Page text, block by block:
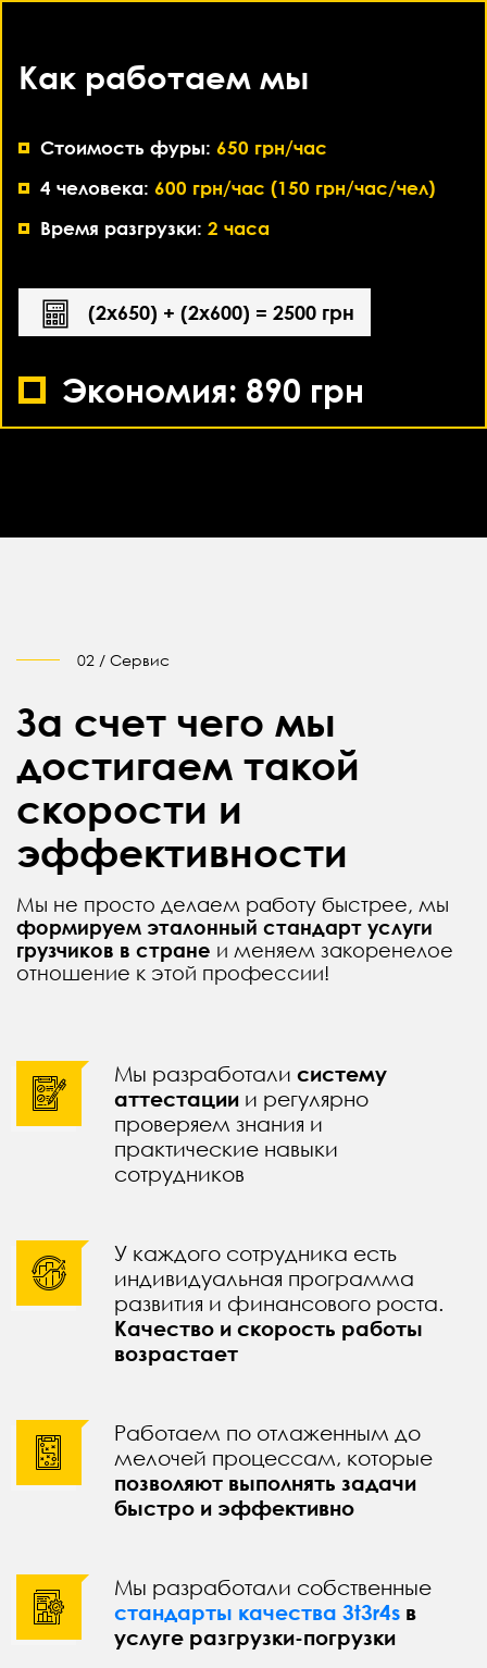
Как работаем мы
Стоимость фуры: 650 грн/час
4 человека: 600 грн/час (150 грн/час/чел)
Время разгрузки: 2 часа
(2х650) + (2х600) = 2500 грн
Экономия: 890 грн
02 / Сервис
За счет чего мы
достигаем такой
скорости и
эффективности
Мы не просто делаем работу быстрее, мы
формируем эталонный стандарт услуги
грузчиков в стране и меняем закоренелое
отношение к этой профессии!
Мы разработали систему
аттестации и регулярно
проверяем знания и
практические навыки
сотрудников
У каждого сотрудника есть
индивидуальная программа
развития и финансового роста.
Качество и скорость работы
возрастает
Работаем по отлаженным до
мелочей процессам, которые
позволяют выполнять задачи
быстро и эффективно
Мы разработали собственные
стандарты качества 3t3r4s в
услуге разгрузки-погрузки